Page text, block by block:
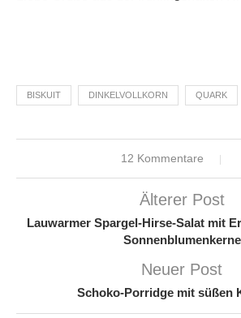
BISKUIT DINKELVOLLKORN QUARK
12 Kommentare
Älterer Post
Lauwarmer Spargel-Hirse-Salat mit
Sonnenblumenkerne
Neuer Post
Schoko-Porridge mit süßen